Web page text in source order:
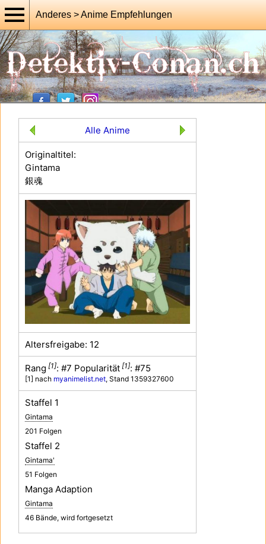
Anderes > Anime Empfehlungen
Alle Anime
Originaltitel:
Gintama
銀魂
Altersfreigabe: 12
Rang [1]: #7 Popularität [1]: #75
[1] nach myanimelist.net, Stand 1359327600
Staffel 1
Gintama
201 Folgen
Staffel 2
Gintama'
51 Folgen
Manga Adaption
Gintama
46 Bände, wird fortgesetzt